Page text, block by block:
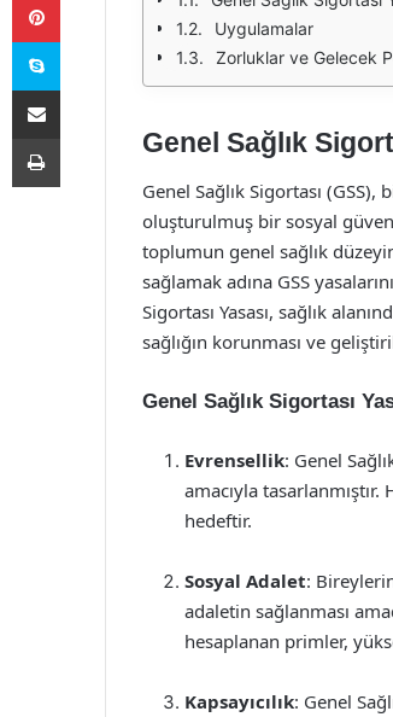
Uygulamalar
Zorluklar ve Gelecek
Genel Sağlık
Genel Sağlık Sigortası
oluşturulmuş bir sosyal
toplumun genel sağlık
sağlamak adına GSS
Sigortası Yasası, sağlık
sağlığın korunması ve
Genel Sağlık Sigortası
Evrensellik: Genel
amacıyla
hedeftir.
Sosyal Adalet:
adaletin sağlanması
hesaplanan primler,
Kapsayıcılık: Genel
Skype
E-Posta ile paylaş